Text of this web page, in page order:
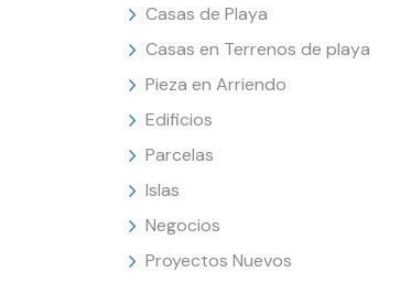
Casas de Playa
Casas en Terrenos de playa
Pieza en Arriendo
Edificios
Parcelas
Islas
Negocios
Proyectos Nuevos